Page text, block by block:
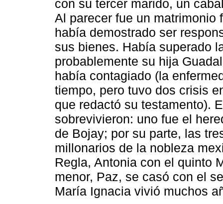
con su tercer marido, un
Al parecer fue un
había demostrado ser
sus bienes. Había superado
probablemente su hija
había contagiado (la
tiempo, pero tuvo dos crisis
que redactó su testamento).
sobrevivieron: uno fue el
de Bojay; por su parte, las
millonarios de la nobleza
Regla, Antonia con el quinto
menor, Paz, se casó con el
María Ignacia vivió muchos